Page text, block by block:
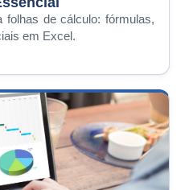
folhas de cálculo: fórmulas,
em Excel.